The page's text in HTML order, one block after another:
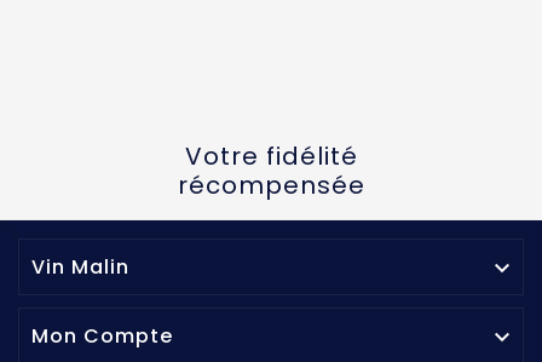
Votre fidélité
récompensée
Vin Malin 
Mon Compte 